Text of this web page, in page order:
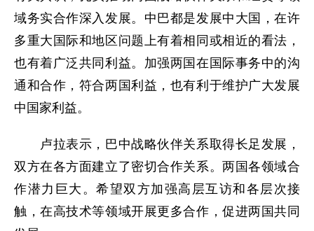
域务实合作深入发展。中巴都是发展中大国，在许
多重大国际和地区问题上有着相同或相近的看法，
也有着广泛共同利益。加强两国在国际事务中的沟
通和合作，符合两国利益，也有利于维护广大发展
中国家利益。
卢拉表示，巴中战略伙伴关系取得长足发展，
双方在各方面建立了密切合作关系。两国各领域合
作潜力巨大。希望双方加强高层互访和各层次接
触，在高技术等领域开展更多合作，促进两国共同